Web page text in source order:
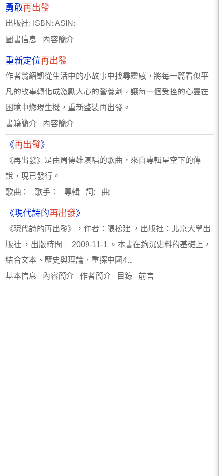
勇敢再出發
出版社: ISBN: ASIN:
圖書信息 內容簡介
重新定位再出發
作者翁紹凱從生活中的小故事中找尋靈感，將每一篇看似平
凡的故事轉化成激勵人心的營養劑，讓每一個受挫的心靈在
困境中燃現生機，重新整裝再出發。
書籍簡介 內容簡介
《再出發》
《再出發》是由周傳雄演唱的歌曲，來自專輯星空下的傳
說，現已發行。
歌曲： 歌手： 專輯 詞: 曲:
《現代詩的再出發》
《現代詩的再出發》，作者：張松建 ，出版社：北京大學出
版社 ，出版時間： 2009-11-1 。本書在鉤沉史料的基礎上，
結合文本、歷史與理論，重探中國4...
基本信息 內容簡介 作者簡介 目錄 前言